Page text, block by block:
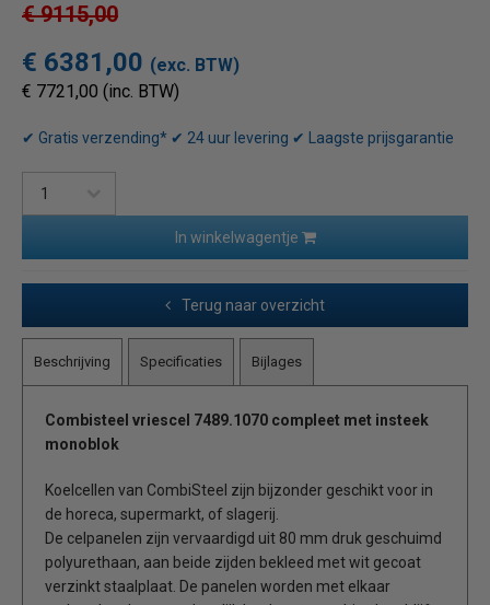
€ 9115,00
€ 6381,00 (exc. BTW)
€ 7721,00 (inc. BTW)
✔ Gratis verzending* ✔ 24 uur levering ✔ Laagste prijsgarantie
In winkelwagentje
Terug naar overzicht
Beschrijving Specificaties Bijlages
Combisteel vriescel 7489.1070 compleet met insteek
monoblok
Koelcellen van CombiSteel zijn bijzonder geschikt voor in
de horeca, supermarkt, of slagerij.
De celpanelen zijn vervaardigd uit 80 mm druk geschuimd
polyurethaan, aan beide zijden bekleed met wit gecoat
verzinkt staalplaat. De panelen worden met elkaar